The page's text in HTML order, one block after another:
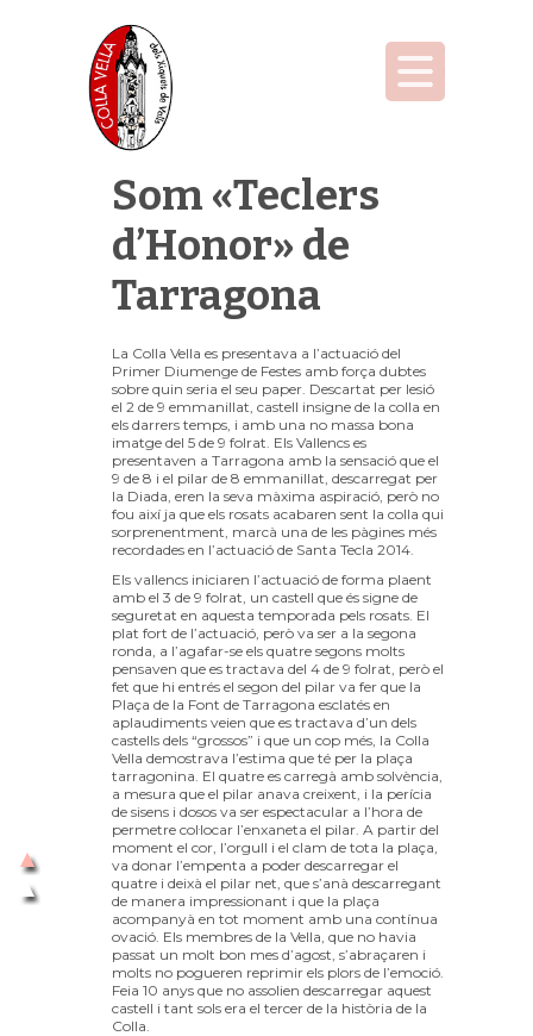
Som «Teclers
d’Honor» de
Tarragona
La Colla Vella es presentava a l’actuació del
Primer Diumenge de Festes amb força dubtes
sobre quin seria el seu paper. Descartat per lesió
el 2 de 9 emmanillat, castell insigne de la colla en
els darrers temps, i amb una no massa bona
imatge del 5 de 9 folrat. Els Vallencs es
presentaven a Tarragona amb la sensació que el
9 de 8 i el pilar de 8 emmanillat, descarregat per
la Diada, eren la seva màxima aspiració, però no
fou així ja que els rosats acabaren sent la colla qui
sorprenentment, marcà una de les pàgines més
recordades en l’actuació de Santa Tecla 2014.
Els vallencs iniciaren l’actuació de forma plaent
amb el 3 de 9 folrat, un castell que és signe de
seguretat en aquesta temporada pels rosats. El
plat fort de l’actuació, però va ser a la segona
ronda, a l’agafar-se els quatre segons molts
pensaven que es tractava del 4 de 9 folrat, però el
fet que hi entrés el segon del pilar va fer que la
Plaça de la Font de Tarragona esclatés en
aplaudiments veien que es tractava d’un dels
castells dels “grossos” i que un cop més, la Colla
Vella demostrava l’estima que té per la plaça
tarragonina. El quatre es carregà amb solvència,
a mesura que el pilar anava creixent, i la perícia
de sisens i dosos va ser espectacular a l’hora de
permetre col·locar l’enxaneta el pilar. A partir del
moment el cor, l’orgull i el clam de tota la plaça,
va donar l’empenta a poder descarregar el
quatre i deixà el pilar net, que s’anà descarregant
de manera impressionant i que la plaça
acompanyà en tot moment amb una contínua
ovació. Els membres de la Vella, que no havia
passat un molt bon mes d’agost, s’abraçaren i
molts no pogueren reprimir els plors de l’emoció.
Feia 10 anys que no assolien descarregar aquest
castell i tant sols era el tercer de la història de la
Colla.